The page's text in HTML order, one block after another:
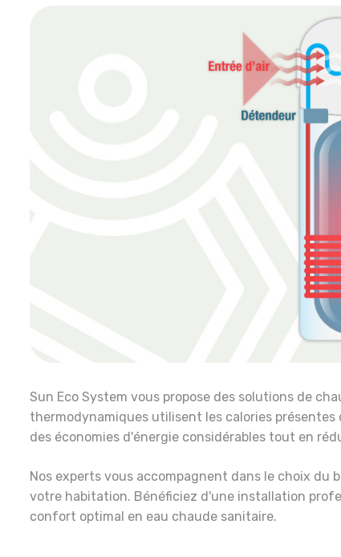
Sun Eco System vous propose des solutions de
thermodynamiques utilisent les calories
des économies d'énergie considérables tout en
Nos experts vous accompagnent dans le choix du
votre habitation. Bénéficiez d'une installation
confort optimal en eau chaude sanitaire.